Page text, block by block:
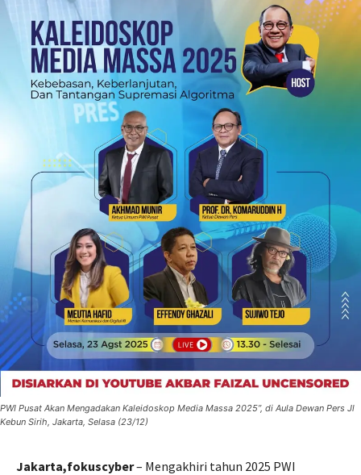
PWI Pusat Akan Mengadakan Kaleidoskop Media Massa 2025’’, di Aula Dewan Pers Jl
Kebun Sirih, Jakarta, Selasa (23/12)
Jakarta,fokuscyber– Mengakhiri tahun 2025 PWI